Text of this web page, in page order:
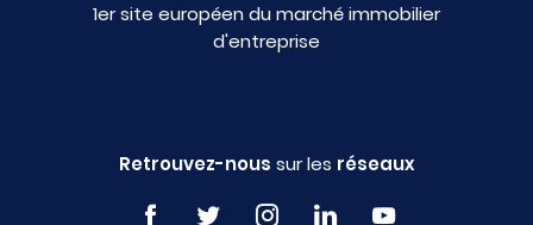
1er site européen du marché immobilier
d'entreprise
Retrouvez-nous sur les réseaux